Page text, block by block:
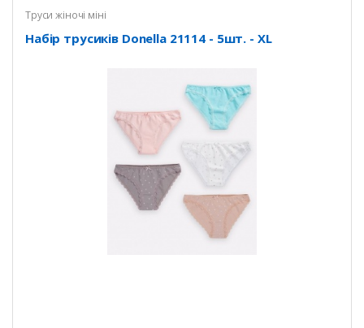
Труси жіночі міні
Набір трусиків Donella 21114 - 5шт. - XL